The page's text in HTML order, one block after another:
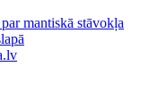
mantiskā stāvokļa